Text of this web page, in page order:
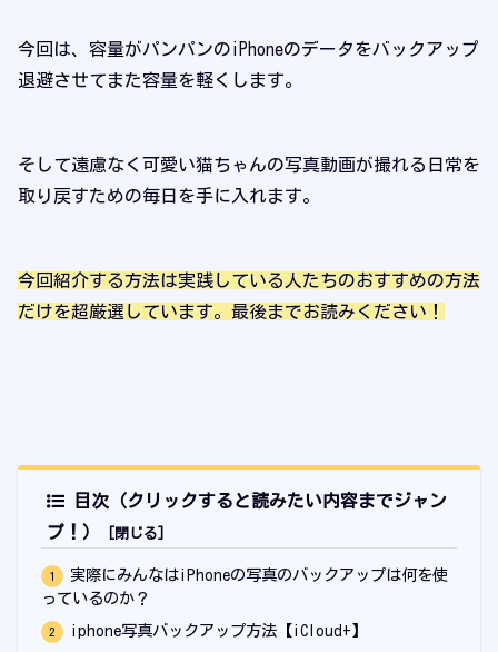
今回は、容量がパンパンのiPhoneのデータをバックアップ
退避させてまた容量を軽くします。
そして遠慮なく可愛い猫ちゃんの写真動画が撮れる日常を
取り戻すための毎日を手に入れます。
今回紹介する方法は実践している人たちのおすすめの方法
だけを超厳選しています。最後までお読みください！
目次（クリックすると読みたい内容までジャン
プ！）
実際にみんなはiPhoneの写真のバックアップは何を使
っているのか？
iphone写真バックアップ方法【iCloud+】